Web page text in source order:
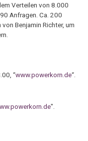
Verteilen von 8.000
Anfragen. Ca. 200
Benjamin Richter, um
“www.powerkorn.de“.
".